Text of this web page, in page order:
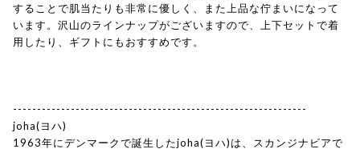
することで肌当たりも非常に優しく、また上品な佇まいになって
います。沢山のラインナップがございますので、上下セットで着
用したり、ギフトにもおすすめです。
-------------------------------------------------------------
joha(ヨハ)
1963年にデンマークで誕生したjoha(ヨハ)は、スカンジナビアで